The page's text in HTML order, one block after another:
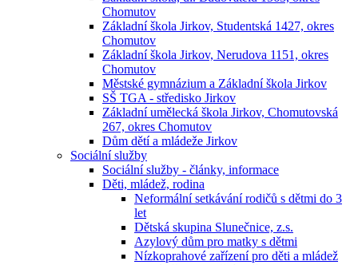
Chomutov
Základní škola Jirkov, Studentská 1427, okres
Chomutov
Základní škola Jirkov, Nerudova 1151, okres
Chomutov
Městské gymnázium a Základní škola Jirkov
SŠ TGA - středisko Jirkov
Základní umělecká škola Jirkov, Chomutovská
267, okres Chomutov
Dům dětí a mládeže Jirkov
Sociální služby
Sociální služby - články, informace
Děti, mládež, rodina
Neformální setkávání rodičů s dětmi do 3
let
Dětská skupina Slunečnice, z.s.
Azylový dům pro matky s dětmi
Nízkoprahové zařízení pro děti a mládež